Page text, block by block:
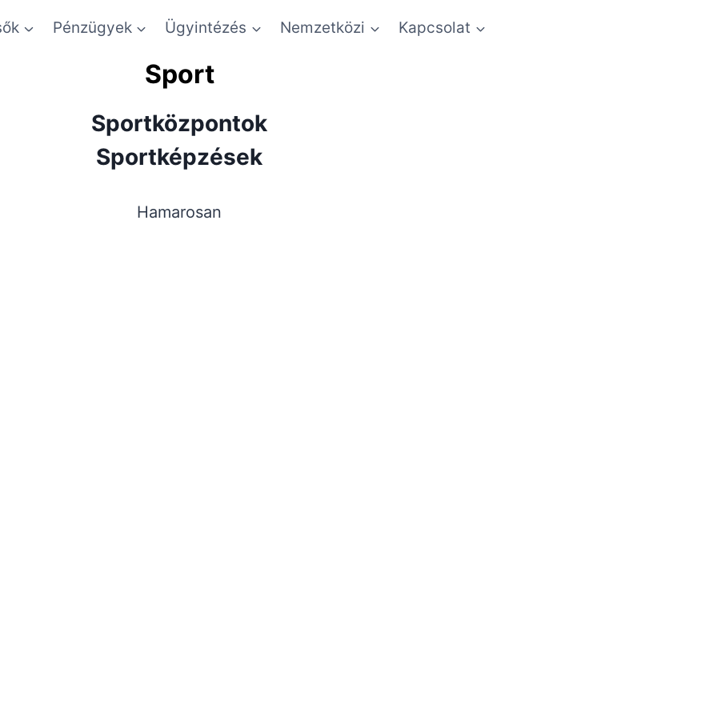
Pénzügyek Ügyintézés Nemzetközi Kapcsolat
Sport
Sportközpontok
Sportképzések
Hamarosan